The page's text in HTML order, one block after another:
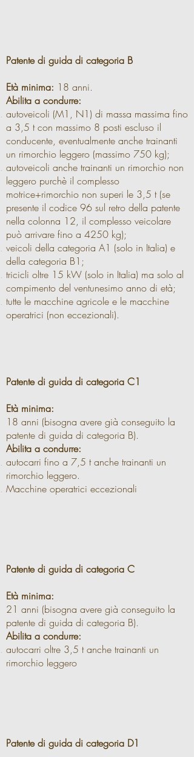
Patente di guida di categoria B
Età minima: 18 anni.
Abilita a condurre:
autoveicoli (M1, N1) di massa massima fino
a 3,5 t con massimo 8 posti escluso il
conducente, eventualmente anche trainanti
un rimorchio leggero (massimo 750 kg);
autoveicoli anche trainanti un rimorchio non
leggero purchè il complesso
motrice+rimorchio non superi le 3,5 t (se
presente il codice 96 sul retro della patente
nella colonna 12, il complesso veicolare
può arrivare fino a 4250 kg);
veicoli della categoria A1 (solo in Italia) e
della categoria B1;
tricicli oltre 15 kW (solo in Italia) ma solo al
compimento del ventunesimo anno di età;
tutte le macchine agricole e le macchine
operatrici (non eccezionali).
Patente di guida di categoria C1
Età minima:
18 anni (bisogna avere già conseguito la
patente di guida di categoria B).
Abilita a condurre:
autocarri fino a 7,5 t anche trainanti un
rimorchio leggero.
Macchine operatrici eccezionali
Patente di guida di categoria C
Età minima:
21 anni (bisogna avere già conseguito la
patente di guida di categoria B).
Abilita a condurre:
autocarri oltre 3,5 t anche trainanti un
rimorchio leggero
Patente di guida di categoria D1